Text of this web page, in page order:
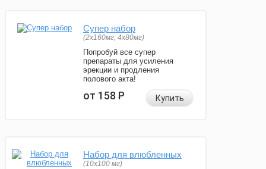
Супер набор
(2х160мг, 4х80мг)
Попробуй все супер
препараты для усиления
эрекции и продления
полового акта!
от 158Р Купить
Набор для влюбленных
(10х100 мг)